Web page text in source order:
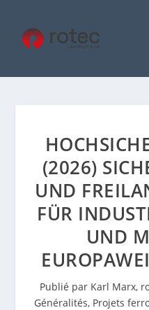
(2026)
UND
FÜR
UND
Publié par Karl Marx,
Généralités, Projets